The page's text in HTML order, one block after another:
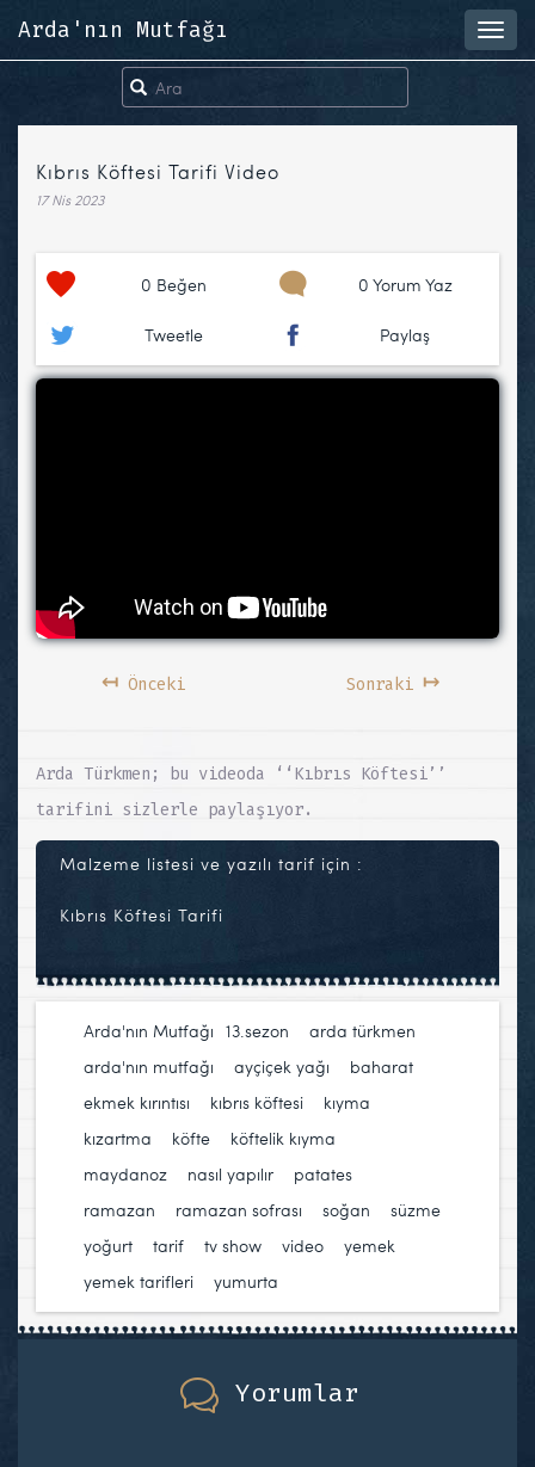
Arda'nın Mutfağı
Kıbrıs Köftesi Tarifi Video
17 Nis 2023
0 Beğen 0 Yorum Yaz
Tweetle Paylaş
↤Önceki Sonraki ↦
Arda Türkmen; bu videoda ‘‘Kıbrıs Köftesi’’
tarifini sizlerle paylaşıyor.
Malzeme listesi ve yazılı tarif için :
Kıbrıs Köftesi Tarifi
Arda'nın Mutfağı 13.sezon arda türkmen
arda'nın mutfağı
ayçiçek yağı baharat
ekmek kırıntısı
kıbrıs köftesi kıyma
kızartma
köfte köftelik kıyma
maydanoz
nasıl yapılır patates
ramazan
ramazan sofrası soğan
süzme
yoğurt
tarif tv show video yemek
yemek tarifleri
yumurta
Yorumlar